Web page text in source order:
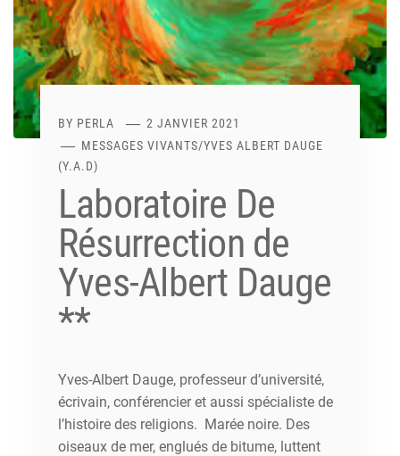
BY PERLA
2 JANVIER 2021
MESSAGES VIVANTS/YVES ALBERT DAUGE
(Y.A.D)
Laboratoire De
Résurrection de
Yves-Albert Dauge
**
Yves-Albert Dauge, professeur d’université,
écrivain, conférencier et aussi spécialiste de
l’histoire des religions. Marée noire. Des
oiseaux de mer, englués de bitume, luttent